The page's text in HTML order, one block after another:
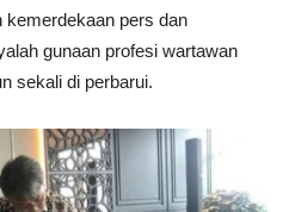
kemerdekaan pers dan
gunaan profesi wartawan
sekali di perbarui.